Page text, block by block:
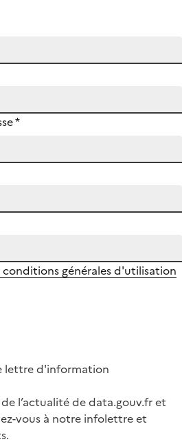
*
conditions générales d'utilisation
lettre d'information
l’actualité de data.gouv.fr et
vous à notre infolettre et